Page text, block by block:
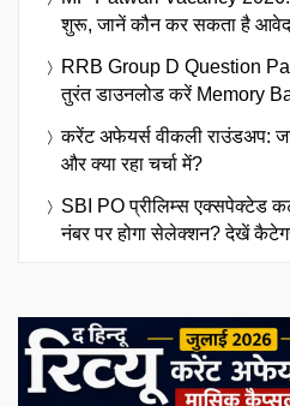
शुरू, जानें कौन कर सकता है
RRB Group D Question
तुरंत डाउनलोड करें Memory
करेंट अफेयर्स वीकली राउंडअप:
और क्या रहा चर्चा में?
SBI PO प्रीलिम्स एक्सपेक्टेड
नंबर पर होगा सेलेक्शन? देखें